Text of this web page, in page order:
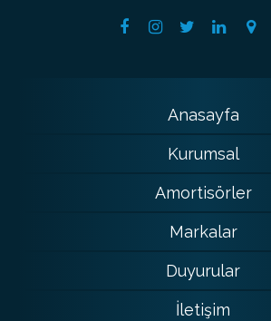
Anasayfa
Kurumsal
Amortisörler
Markalar
Duyurular
İletişim